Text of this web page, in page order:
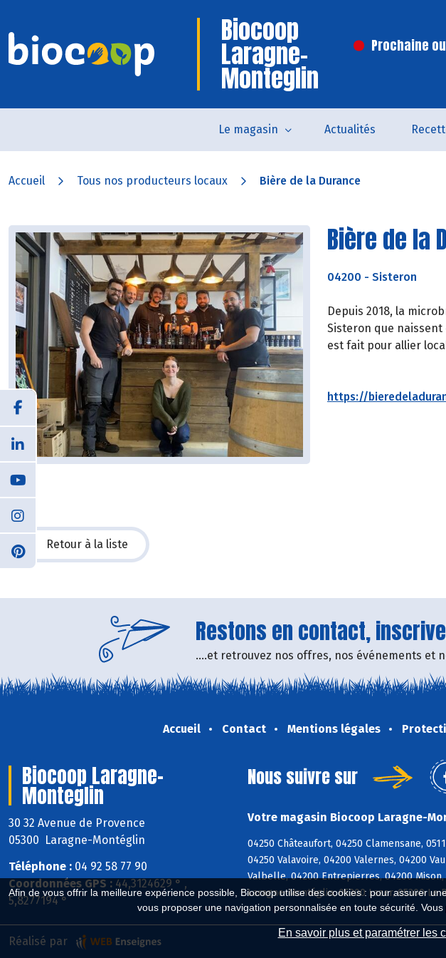
Afin de vous offrir la meilleure expérience possible, Biocoop utilise des cookies : pour assurer
vous proposer une navigation personnalisée en toute sécurité.
En savoir plus et paramétrer les
Biocoop
Laragne-
Monteglin
Prochaine
Le magasin Actualités
Accueil Tous nos producteurs locaux Bière de la Durance
Bière de la
04200 - Sisteron
Depuis 2018, la
Sisteron que naissent
est fait pour allier
https://
Retour à la liste
Restons en contact,
....et retrouvez nos offres, nos événements et
Accueil Contact Mentions légales
Biocoop Laragne-
Monteglin
30 32 Avenue de Provence
05300 Laragne-Montéglin
Téléphone : 04 92 58 77 90
Coordonnées GPS : 44,3124629 ° ,
5,8277194 °
Nous suivre sur
Votre magasin Biocoop Laragne-
04250 Châteaufort, 04250 Clamensane,
04250 Valavoire, 04200 Valernes, 04200
Valbelle, 04200 Entrepierres, 04200
Laragne-Montéglin, 05300 Lazer, 05300
Réalisé par